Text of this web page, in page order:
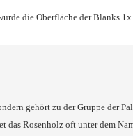
die Oberfläche der Blanks
gehört zu der Gruppe der
Rosenholz oft unter dem